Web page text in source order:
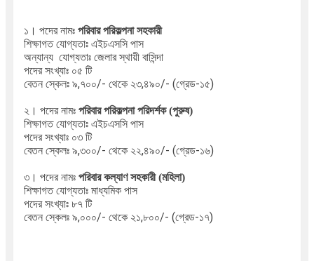
১। পদের নামঃ পরিবার পরিকল্পনা সহকারী
শিক্ষাগত যোগ্যতাঃ এইচএসসি পাস
অন্যান্য যোগ্যতাঃ জেলার স্থায়ী বাসিন্দা
পদের সংখ্যাঃ ০৫ টি
বেতন স্কেলঃ ৯,৭০০/- থেকে ২৩,৪৯০/- (গ্রেড-১৫)
২। পদের নামঃ পরিবার পরিকল্পনা পরিদর্শক (পুরুষ)
শিক্ষাগত যোগ্যতাঃ এইচএসসি পাস
পদের সংখ্যাঃ ০৩ টি
বেতন স্কেলঃ ৯,৩০০/- থেকে ২২,৪৯০/- (গ্রেড-১৬)
৩। পদের নামঃ পরিবার কল্যাণ সহকারী (মহিলা)
শিক্ষাগত যোগ্যতাঃ মাধ্যমিক পাস
পদের সংখ্যাঃ ৮৭ টি
বেতন স্কেলঃ ৯,০০০/- থেকে ২১,৮০০/- (গ্রেড-১৭)